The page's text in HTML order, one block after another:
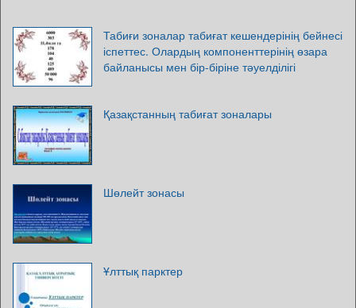
Табиғи зоналар табиғат кешендерінің бейнесі
іспеттес. Олардың компоненттерінің өзара
байланысы мен бір-біріне тәуелділігі
Қазақстанның табиғат зоналары
Шөлейт зонасы
Ұлттық парктер